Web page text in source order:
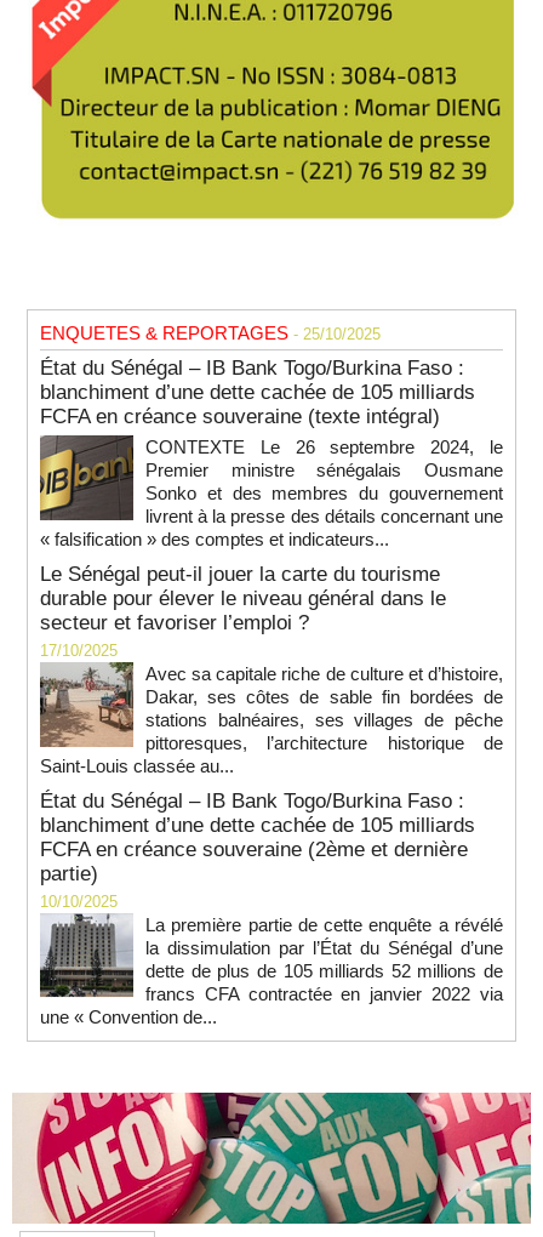
ENQUETES & REPORTAGES - 25/10/2025
État du Sénégal – IB Bank Togo/Burkina Faso :
blanchiment d’une dette cachée de 105 milliards
FCFA en créance souveraine (texte intégral)
CONTEXTE Le 26 septembre 2024, le
Premier ministre sénégalais Ousmane
Sonko et des membres du gouvernement
livrent à la presse des détails concernant une
« falsification » des comptes et indicateurs...
Le Sénégal peut-il jouer la carte du tourisme
durable pour élever le niveau général dans le
secteur et favoriser l’emploi ?
17/10/2025
Avec sa capitale riche de culture et d’histoire,
Dakar, ses côtes de sable fin bordées de
stations balnéaires, ses villages de pêche
pittoresques, l’architecture historique de
Saint-Louis classée au...
État du Sénégal – IB Bank Togo/Burkina Faso :
blanchiment d’une dette cachée de 105 milliards
FCFA en créance souveraine (2ème et dernière
partie)
10/10/2025
La première partie de cette enquête a révélé
la dissimulation par l’État du Sénégal d’une
dette de plus de 105 milliards 52 millions de
francs CFA contractée en janvier 2022 via
une « Convention de...